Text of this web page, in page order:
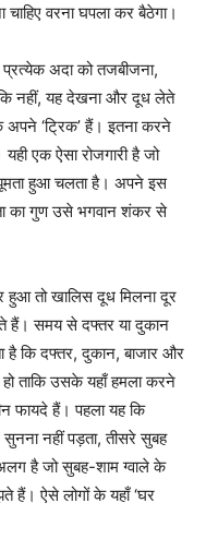
वरना घपला कर बैठेगा।
अदा को तजबीजना,
नहीं, यह देखना और दूध लेते
‘ट्रिक’ हैं। इतना करने
एक ऐसा रोजगारी है जो
हुआ चलता है। अपने इस
का गुण उसे भगवान शंकर से
हुआ तो खालिस दूध मिलना दूर
हैं। समय से दफ्तर या दुकान
है कि दफ्तर, दुकान, बाजार और
ताकि उसके यहाँ हमला करने
फायदे हैं। पहला यह कि
नहीं पड़ता, तीसरे सुबह
है जो सुबह-शाम ग्वाले के
हैं। ऐसे लोगों के यहाँ ‘घर